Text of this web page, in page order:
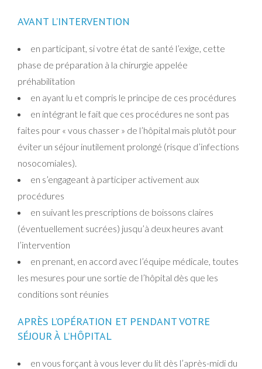
AVANT L’INTERVENTION
en participant, si votre état de santé l’exige, cette
phase de préparation à la chirurgie appelée
préhabilitation
en ayant lu et compris le principe de ces procédures
en intégrant le fait que ces procédures ne sont pas
faites pour « vous chasser » de l’hôpital mais plutôt pour
éviter un séjour inutilement prolongé (risque d’infections
nosocomiales).
en s’engageant à participer activement aux
procédures
en suivant les prescriptions de boissons claires
(éventuellement sucrées) jusqu’à deux heures avant
l’intervention
en prenant, en accord avec l’équipe médicale, toutes
les mesures pour une sortie de l’hôpital dès que les
conditions sont réunies
APRÈS L’OPÉRATION ET PENDANT VOTRE
SÉJOUR À L’HÔPITAL
en vous forçant à vous lever du lit dès l’après-midi du